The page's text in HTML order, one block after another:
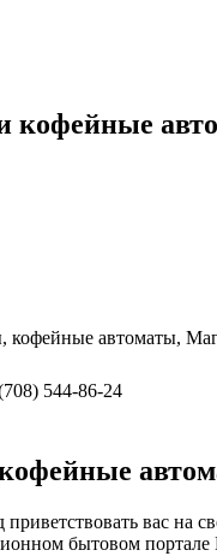
автоматы,
544-86-24
вас
бытовом портале